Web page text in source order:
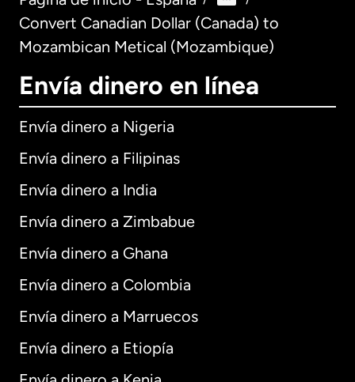
Convert Canadian Dollar (Canada) to
Mozambican Metical (Mozambique)
Envía dinero en línea
Envía dinero a Nigeria
Envía dinero a Filipinas
Envía dinero a India
Envía dinero a Zimbabue
Envía dinero a Ghana
Envía dinero a Colombia
Envía dinero a Marruecos
Envía dinero a Etiopía